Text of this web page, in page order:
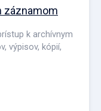
záznamom
k archívnym
výpisov, kópií,